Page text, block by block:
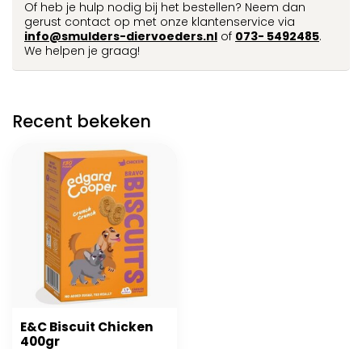
Of heb je hulp nodig bij het bestellen? Neem dan
gerust contact op met onze klantenservice via
info@smulders-diervoeders.nl of 073- 5492485.
We helpen je graag!
Recent bekeken
E&C Biscuit Chicken
400gr